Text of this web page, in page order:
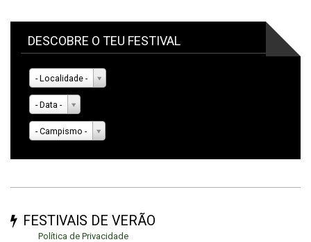
DESCOBRE O TEU FESTIVAL
- Localidade -
- Data -
- Campismo -
FESTIVAIS DE VERÃO
Política de Privacidade